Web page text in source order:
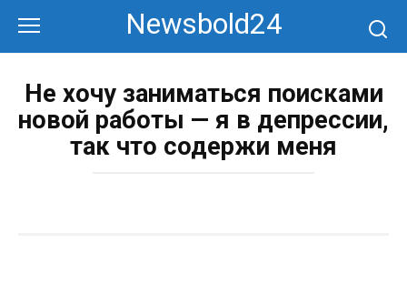
контенту
Newsbold24
Не хочу заниматься поисками
новой работы — я в депрессии,
так что содержи меня